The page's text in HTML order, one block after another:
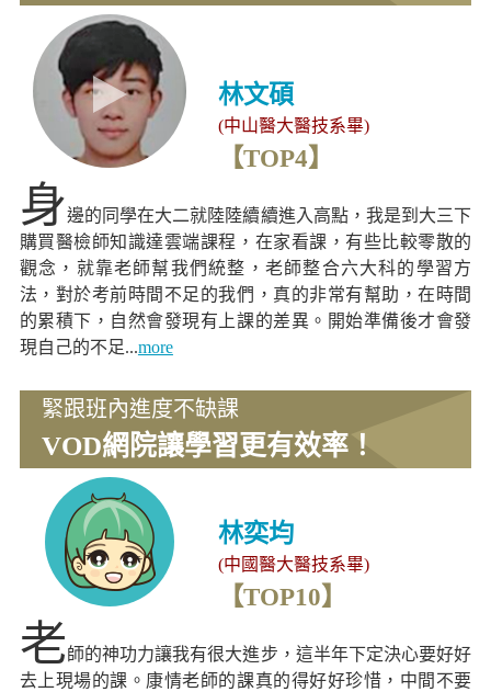
林文碩
(中山醫大醫技系畢)
【TOP4】
身邊的同學在大二就陸陸續續進入高點，我是到大三下
購買醫檢師知識達雲端課程，在家看課，有些比較零散的
觀念，就靠老師幫我們統整，老師整合六大科的學習方
法，對於考前時間不足的我們，真的非常有幫助，在時間
的累積下，自然會發現有上課的差異。開始準備後才會發
現自己的不足...more
緊跟班內進度不缺課
VOD網院讓學習更有效率！
林奕均
(中國醫大醫技系畢)
【TOP10】
老師的神功力讓我有很大進步，這半年下定決心要好好
去上現場的課。康情老師的課真的得好好珍惜，中間不要